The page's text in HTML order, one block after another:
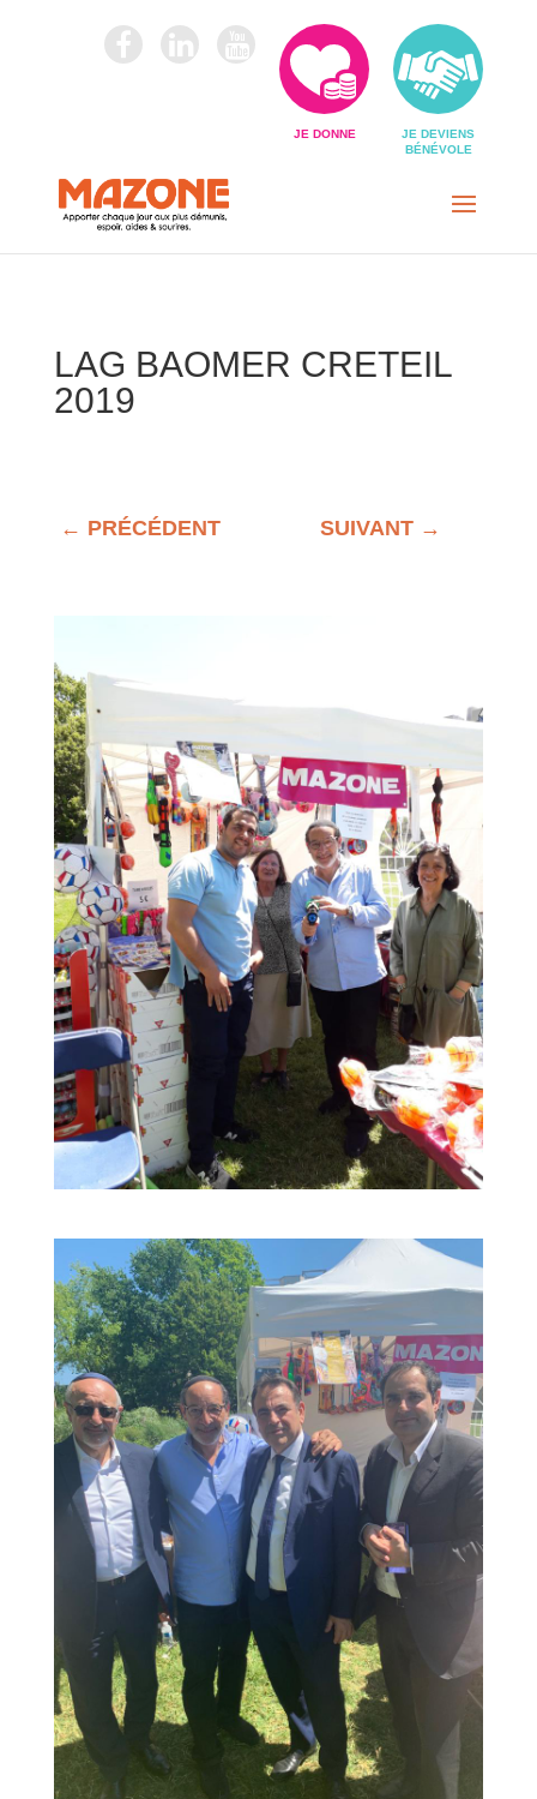
JE DEVIENS
BÉNÉVOLE
JE DONNE
LAG BAOMER CRETEIL
2019
← PRÉCÉDENT SUIVANT →